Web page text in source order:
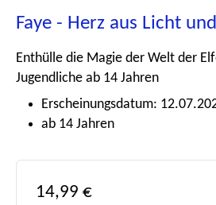
Faye - Herz aus Licht
Enthülle die Magie der Welt der
Jugendliche ab 14 Jahren
Erscheinungsdatum:
ab 14 Jahren
Regulärer Preis:
14,99 €